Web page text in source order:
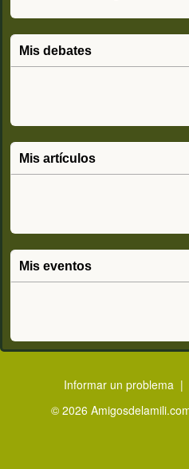
Mis debates
Mis artículos
Mis eventos
Informar un problema |
© 2026